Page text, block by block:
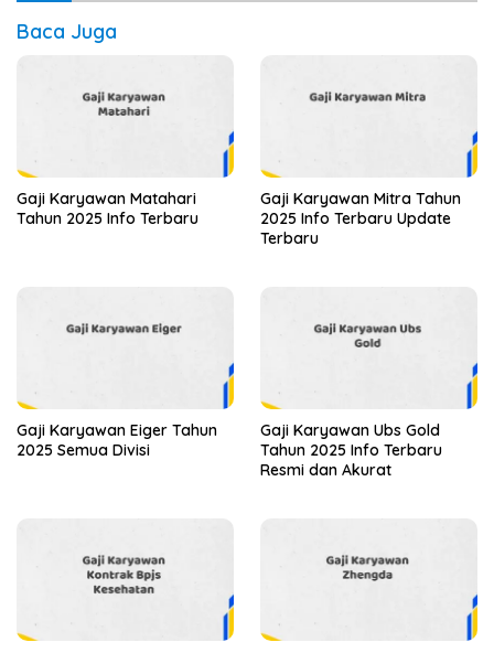
Baca Juga
Gaji Karyawan Matahari
Tahun 2025 Info Terbaru
Gaji Karyawan Mitra Tahun
2025 Info Terbaru Update
Terbaru
Gaji Karyawan Eiger Tahun
2025 Semua Divisi
Gaji Karyawan Ubs Gold
Tahun 2025 Info Terbaru
Resmi dan Akurat